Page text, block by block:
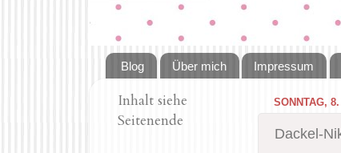
Blog Über mich Impressum
SONNTAG,
Dackel-
Inhalt siehe
Seitenende